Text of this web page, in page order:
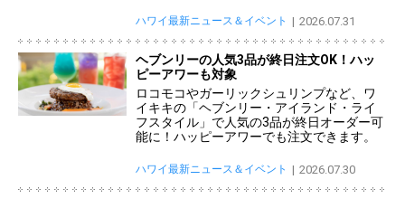
ハワイ最新ニュース＆イベント 2026.07.31
ヘブンリーの人気3品が終日注文OK！ハッ
ピーアワーも対象
ロコモコやガーリックシュリンプなど、ワ
イキキの「ヘブンリー・アイランド・ライ
フスタイル」で人気の3品が終日オーダー可
能に！ハッピーアワーでも注文できます。
ハワイ最新ニュース＆イベント 2026.07.30